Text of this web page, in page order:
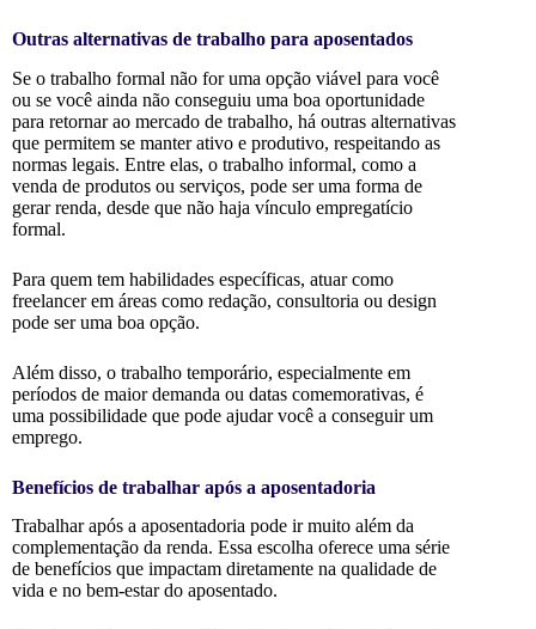
Outras alternativas de trabalho para aposentados
Se o trabalho formal não for uma opção viável para você
ou se você ainda não conseguiu uma boa oportunidade
para retornar ao mercado de trabalho, há outras alternativas
que permitem se manter ativo e produtivo, respeitando as
normas legais. Entre elas, o trabalho informal, como a
venda de produtos ou serviços, pode ser uma forma de
gerar renda, desde que não haja vínculo empregatício
formal.
Para quem tem habilidades específicas, atuar como
freelancer em áreas como redação, consultoria ou design
pode ser uma boa opção.
Além disso, o trabalho temporário, especialmente em
períodos de maior demanda ou datas comemorativas, é
uma possibilidade que pode ajudar você a conseguir um
emprego.
Benefícios de trabalhar após a aposentadoria
Trabalhar após a aposentadoria pode ir muito além da
complementação da renda. Essa escolha oferece uma série
de benefícios que impactam diretamente na qualidade de
vida e no bem-estar do aposentado.